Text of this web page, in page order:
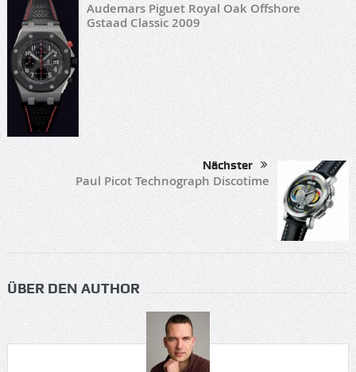
Audemars Piguet Royal Oak Offshore
Gstaad Classic 2009
Nächster
Paul Picot Technograph Discotime
ÜBER DEN AUTHOR